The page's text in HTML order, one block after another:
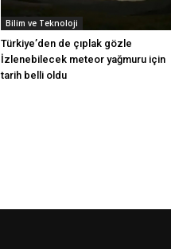
Bilim ve Teknoloji
Türkiye’den de çıplak gözle
İzlenebilecek meteor yağmuru için
tarih belli oldu